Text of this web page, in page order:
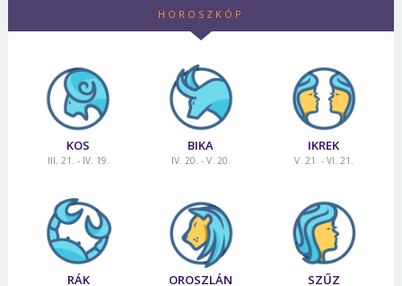
HOROSZKÓP
KOS
III. 21. - IV. 19.
BIKA
IV. 20. - V. 20.
IKREK
V. 21. - VI. 21.
RÁK OROSZLÁN SZŰZ